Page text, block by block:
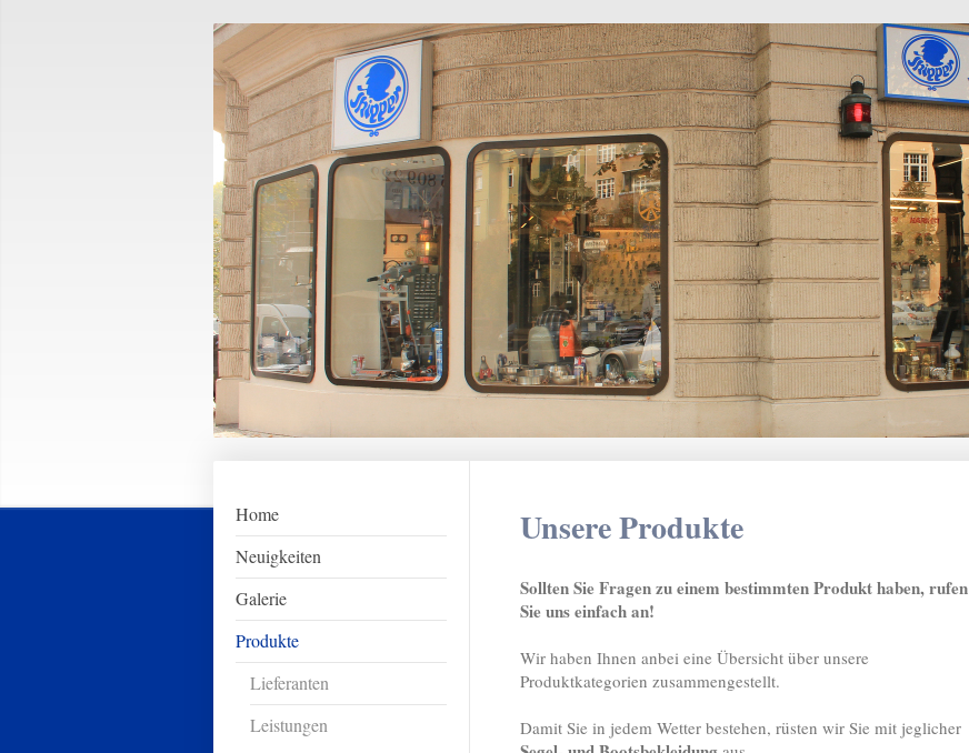
Home
Neuigkeiten
Galerie
Produkte
Lieferanten
Leistungen
Unsere Produkte
Sollten Sie Fragen zu einem bestimmten Produkt haben, rufen
Sie uns einfach an!
Wir haben Ihnen anbei eine Übersicht über unsere
Produktkategorien zusammengestellt.
Damit Sie in jedem Wetter bestehen, rüsten wir Sie mit jeglicher